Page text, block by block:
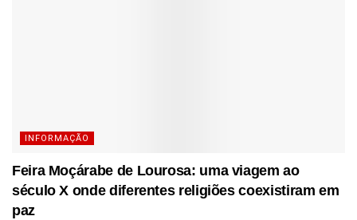
INFORMAÇÃO
Feira Moçárabe de Lourosa: uma viagem ao
século X onde diferentes religiões coexistiram em
paz